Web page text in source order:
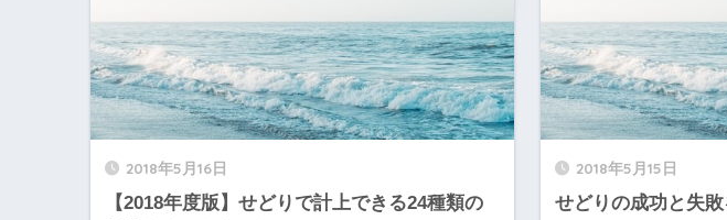
2018年5月16日
【2018年度版】せどりで計上できる24種類の
2018年5月15日
せどりの成功と失